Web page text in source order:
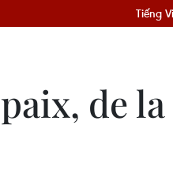
Tiếng
de